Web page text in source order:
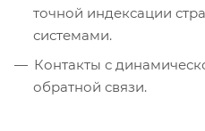
точной индексации
системами.
Контакты с
обратной связи.